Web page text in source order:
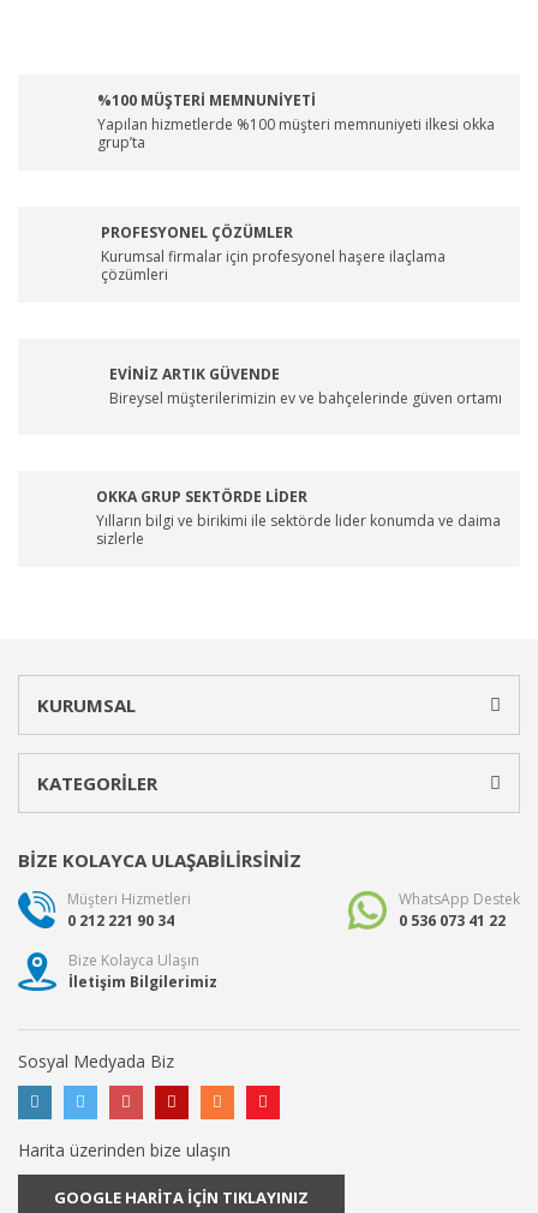
%100 MÜŞTERİ MEMNUNİYETİ
Yapılan hizmetlerde %100 müşteri memnuniyeti ilkesi okka
grup’ta
PROFESYONEL ÇÖZÜMLER
Kurumsal firmalar için profesyonel haşere ilaçlama
çözümleri
EVİNİZ ARTIK GÜVENDE
Bireysel müşterilerimizin ev ve bahçelerinde güven ortamı
OKKA GRUP SEKTÖRDE LİDER
Yılların bilgi ve birikimi ile sektörde lider konumda ve daima
sizlerle
KURUMSAL
KATEGORİLER
BİZE KOLAYCA ULAŞABİLİRSİNİZ
Müşteri Hizmetleri
0 212 221 90 34
WhatsApp Destek
0 536 073 41 22
Bize Kolayca Ulaşın
İletişim Bilgilerimiz
Sosyal Medyada Biz
Harita üzerinden bize ulaşın
GOOGLE HARİTA İÇİN TIKLAYINIZ